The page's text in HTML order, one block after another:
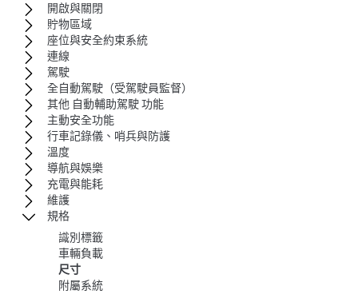
開啟與關閉
貯物區域
座位與安全約束系統
連線
駕駛
全自動駕駛（受駕駛員監督）
其他 自動輔助駕駛 功能
主動安全功能
行車記錄儀、哨兵與防護
溫度
導航與娛樂
充電與能耗
維護
規格
識別標籤
車輛負載
尺寸
附屬系統